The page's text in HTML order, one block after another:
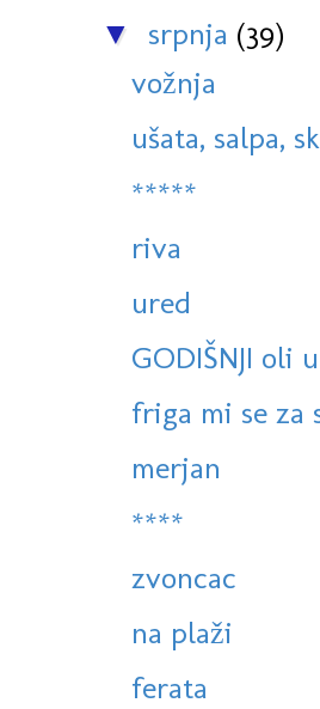
▼ srpnja (39)
vožnja
ušata, salpa,
*****
riva
ured
GODIŠNJI oli
friga mi se za
merjan
****
zvoncac
na plaži
ferata